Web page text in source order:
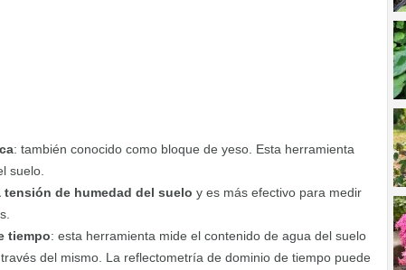
: también conocido como bloque de yeso. Esta herramienta
suelo.
tensión de humedad del suelo y es más efectivo para medir
tiempo: esta herramienta mide el contenido de agua del suelo
del mismo. La reflectometría de dominio de tiempo puede